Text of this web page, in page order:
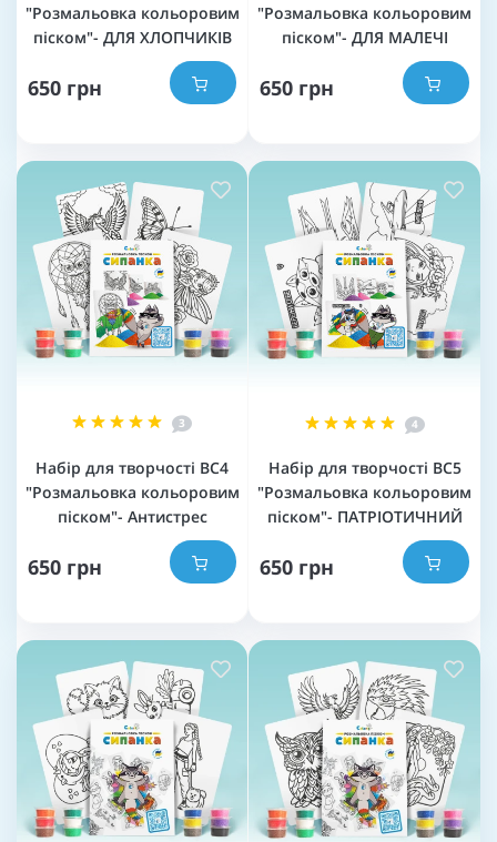
"Розмальовка кольоровим
піском"- ДЛЯ ХЛОПЧИКІВ
650 грн
"Розмальовка кольоровим
піском"- ДЛЯ МАЛЕЧІ
650 грн
3
Набір для творчості BC4
"Розмальовка кольоровим
піском"- Антистрес
650 грн
4
Набір для творчості BC5
"Розмальовка кольоровим
піском"- ПАТРІОТИЧНИЙ
650 грн